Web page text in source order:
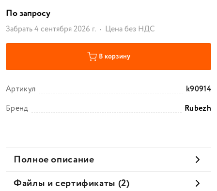
По запросу
Забрать 4 сентября 2026 г. Цена без НДС
В корзину
Артикул
k90914
Бренд
Rubezh
Полное описание
Файлы и сертификаты (2)